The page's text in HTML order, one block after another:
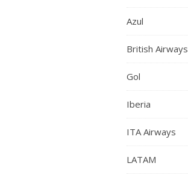
Azul
British Airways
Gol
Iberia
ITA Airways
LATAM